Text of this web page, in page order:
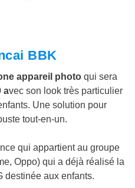
BBK
appareil photoqui sera
avec son look très particulier
Une solution pour
tout-en-un.
qui appartient au groupe
Oppo) qui a déjà réalisé la
destinée aux enfants.